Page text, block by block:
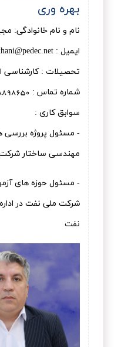
بهره وری
نام و نام خانوادگی:
ایمیل : mataherkhani@pedec.net
تحصیلات : کارشناسی
شماره تماس : 88898650-021
سوابق کاری :
- مسئول پروژه بررسی
مهندسی ساختار
- مسئول حوزه های
شرکت ملی نفت در
نفت